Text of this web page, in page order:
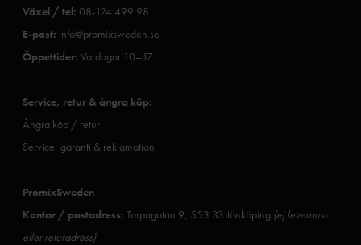
Växel / tel: 08-124 499 98
E-post: info@promixsweden.se
Öppettider: Vardagar 10–17
Service, retur & ångra köp:
Ångra köp / retur
Service, garanti & reklamation
PromixSweden
Kontor / postadress: Torpagatan 9, 553 33 Jönköping (ej leverans-
eller returadress)